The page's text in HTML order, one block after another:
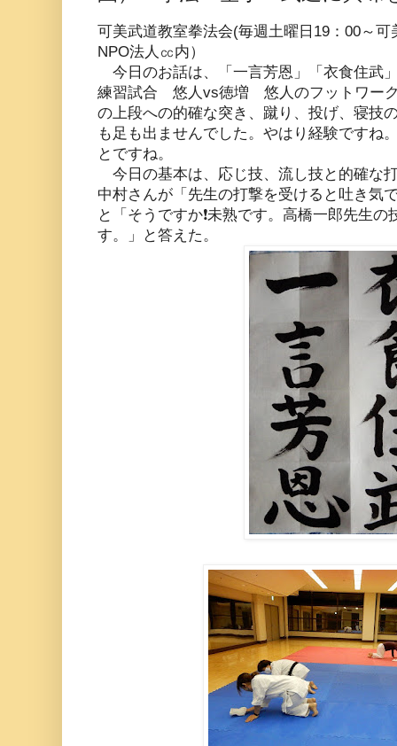
可美武道教室拳法会(毎週土曜日19：00～
NPO法人㏄内）
今日のお話は、「一言芳恩」「衣食住
練習試合 悠人vs徳増 悠人のフットワー
の上段への的確な突き、蹴り、投げ、寝技
も足も出ませんでした。やはり経験ですね
とですね。
今日の基本は、応じ技、流し技と的確な
中村さんが「先生の打撃を受けると吐き気
と「そうですか❗未熟です。高橋一郎先生
す。」と答えた。